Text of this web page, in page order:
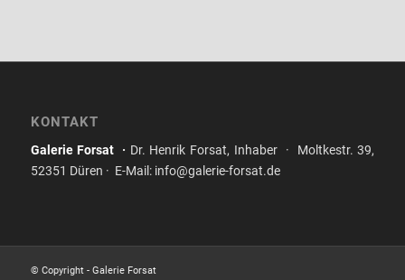
KONTAKT
Galerie Forsat · Dr. Henrik Forsat, Inhaber · Moltkestr. 39,
52351 Düren · E-Mail: info@galerie-forsat.de
© Copyright - Galerie Forsat